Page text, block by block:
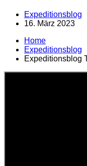
Expeditionsblog
16. März 2023
Home
Expeditionsblog
Expeditionsblog